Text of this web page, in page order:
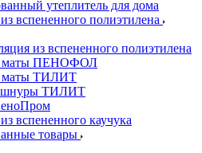
утеплитель для дома
вспененного полиэтилена
из вспененного полиэтилена
маты ПЕНОФОЛ
маты ТИЛИТ
шнуры ТИЛИТ
вспененного каучука
товары